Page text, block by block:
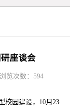
座谈会
浏览次数： 594
校园建设，10月23